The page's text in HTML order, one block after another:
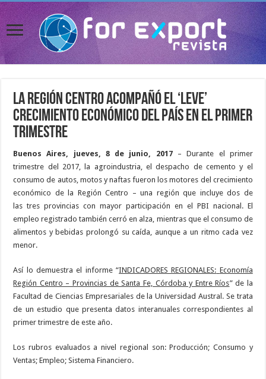
La Región Centro acompañó el ‘leve’
crecimiento económico del país en el primer
trimestre
Buenos Aires, jueves, 8 de junio, 2017 – Durante el primer
trimestre del 2017, la agroindustria, el despacho de cemento y el
consumo de autos, motos y naftas fueron los motores del crecimiento
económico de la Región Centro – una región que incluye dos de
las tres provincias con mayor participación en el PBI nacional. El
empleo registrado también cerró en alza, mientras que el consumo de
alimentos y bebidas prolongó su caída, aunque a un ritmo cada vez
menor.
Así lo demuestra el informe “INDICADORES REGIONALES: Economía
Región Centro – Provincias de Santa Fe, Córdoba y Entre Ríos” de la
Facultad de Ciencias Empresariales de la Universidad Austral. Se trata
de un estudio que presenta datos interanuales correspondientes al
primer trimestre de este año.
Los rubros evaluados a nivel regional son: Producción; Consumo y
Ventas; Empleo; Sistema Financiero.